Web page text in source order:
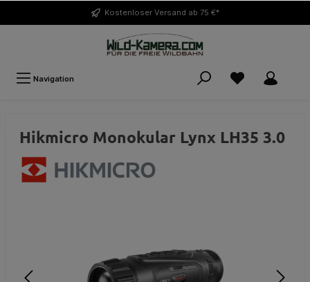
Kostenloser Versand ab 75 €*
Navigation
Hikmicro Monokular Lynx LH35 3.0